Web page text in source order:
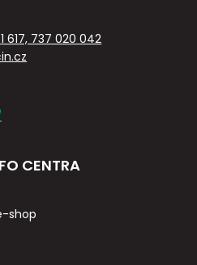
617, 737 020 042
CENTRA
shop